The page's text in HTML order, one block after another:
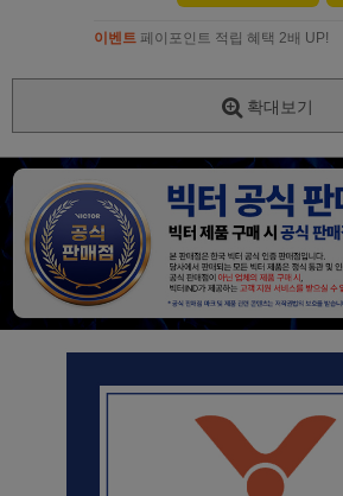
이벤트 페이포인트 적립 혜택 2배 UP!
확대보기